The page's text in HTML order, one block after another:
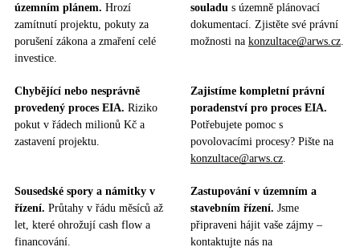
územním plánem. Hrozí
zamítnutí projektu, pokuty za
porušení zákona a zmaření celé
investice.
souladu s územně plánovací
dokumentací. Zjistěte své právní
možnosti na konzultace@arws.cz
Chybějící nebo nesprávně
provedený proces EIA. Riziko
pokut v řádech milionů Kč a
zastavení projektu.
Zajistíme kompletní právní
poradenství pro proces EIA.
Potřebujete pomoc s
povolovacími procesy? Pište na
konzultace@arws.cz
Sousedské spory a námitky v
řízení. Průtahy v řádu měsíců až
let, které ohrožují cash flow a
financování.
Zastupování v územním a
stavebním řízení. Jsme
připraveni hájit vaše zájmy –
kontaktujte nás na